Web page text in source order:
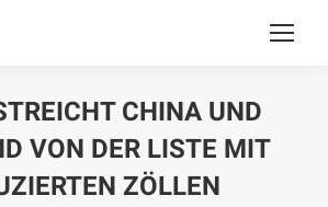
CHINA UND
VON DER LISTE MIT
ZÖLLEN